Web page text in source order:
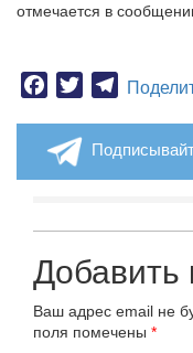
отмечается в
Facebook
TwitterTelegram
Добавить
Ваш адрес email не
поля помечены *